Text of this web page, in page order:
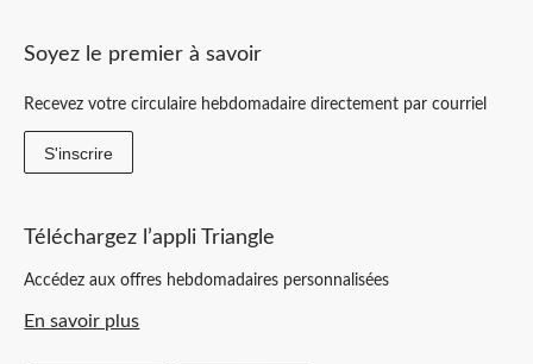
Soyez le premier à savoir
Recevez votre circulaire hebdomadaire directement par courriel
S'inscrire
Téléchargez l’appli Triangle
Accédez aux offres hebdomadaires personnalisées
En savoir plus